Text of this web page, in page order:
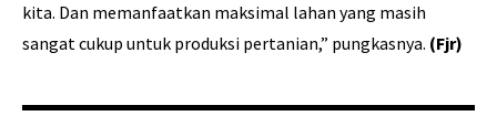
kita. Dan memanfaatkan maksimal lahan yang masih
sangat cukup untuk produksi pertanian,” pungkasnya. (Fjr)